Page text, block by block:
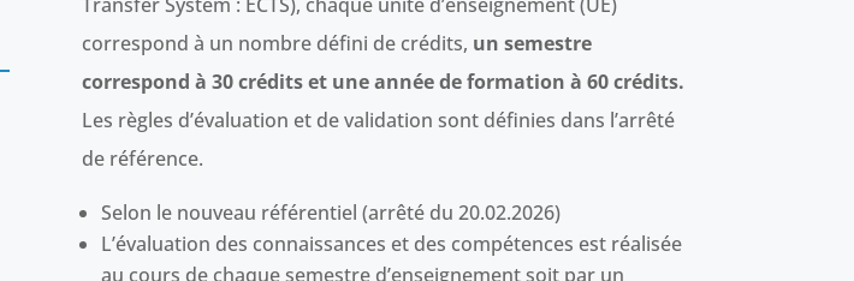
correspond à un nombre défini de crédits, un semestre
correspond à 30 crédits et une année de formation à 60 crédits.
Les règles d’évaluation et de validation sont définies dans l’arrêté
de référence.
Selon le nouveau référentiel (arrêté du 20.02.2026)
L’évaluation des connaissances et des compétences est réalisée
au cours de chaque semestre d’enseignement soit par un